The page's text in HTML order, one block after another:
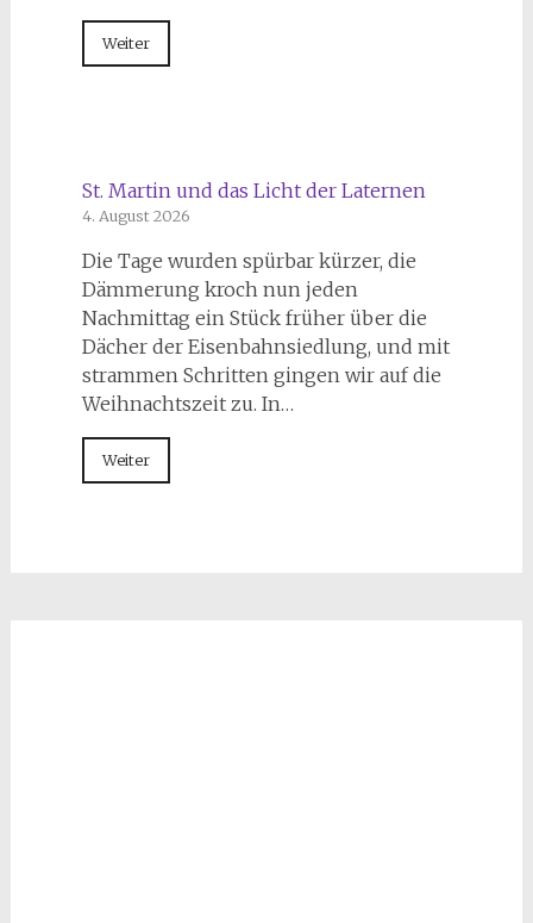
Weiter
St. Martin und das Licht der Laternen
4. August 2026
Die Tage wurden spürbar kürzer, die
Dämmerung kroch nun jeden
Nachmittag ein Stück früher über die
Dächer der Eisenbahnsiedlung, und mit
strammen Schritten gingen wir auf die
Weihnachtszeit zu. In…
Weiter